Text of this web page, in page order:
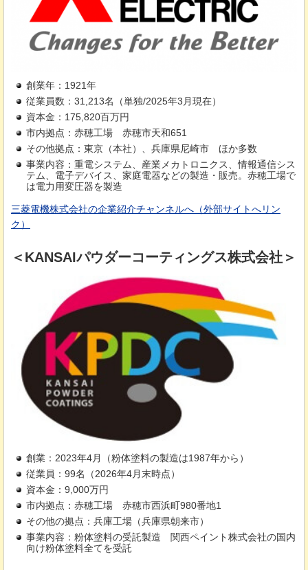
創業年：1921年
従業員数：31,213名（単独/2025年3月現在）
資本金：175,820百万円
市内拠点：赤穂工場
赤穂市天和651
その他拠点：東京（本社）、兵庫県尼崎市
ほか多数
事業内容：重電システム、産業メカトロニクス、情報通信シス
テム、電子デバイス、家庭電器などの製造・販売。赤穂工場で
は電力用変圧器を製造
三菱電機株式会社の企業紹介チャンネルへ（外部サイトへリン
ク）
＜KANSAIパウダーコーティングス株式会社＞
創業：2023年4月（粉体塗料の製造は1987年から）
従業員：99名（2026年4月末時点）
資本金：9,000万円
市内拠点：赤穂工場
赤穂市西浜町980番地1
その他の拠点：兵庫工場（兵庫県朝来市）
事業内容：粉体塗料の受託製造
関西ペイント株式会社の国内
向け粉体塗料全てを受託